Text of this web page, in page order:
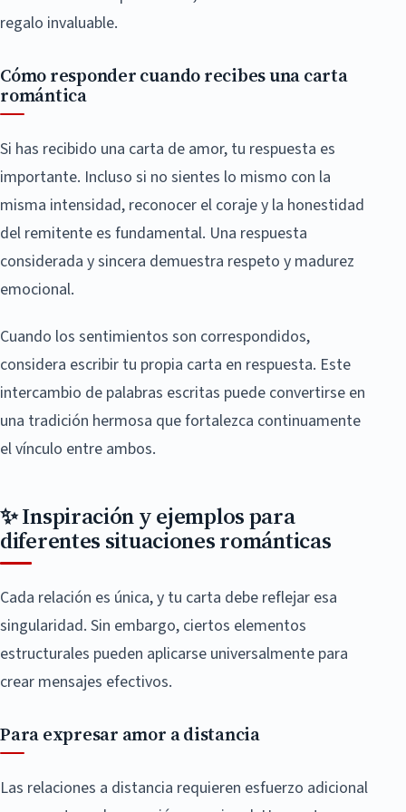
regalo invaluable.
Cómo responder cuando recibes una carta
romántica
Si has recibido una carta de amor, tu respuesta es
importante. Incluso si no sientes lo mismo con la
misma intensidad, reconocer el coraje y la honestidad
del remitente es fundamental. Una respuesta
considerada y sincera demuestra respeto y madurez
emocional.
Cuando los sentimientos son correspondidos,
considera escribir tu propia carta en respuesta. Este
intercambio de palabras escritas puede convertirse en
una tradición hermosa que fortalezca continuamente
el vínculo entre ambos.
✨ Inspiración y ejemplos para
diferentes situaciones románticas
Cada relación es única, y tu carta debe reflejar esa
singularidad. Sin embargo, ciertos elementos
estructurales pueden aplicarse universalmente para
crear mensajes efectivos.
Para expresar amor a distancia
Las relaciones a distancia requieren esfuerzo adicional